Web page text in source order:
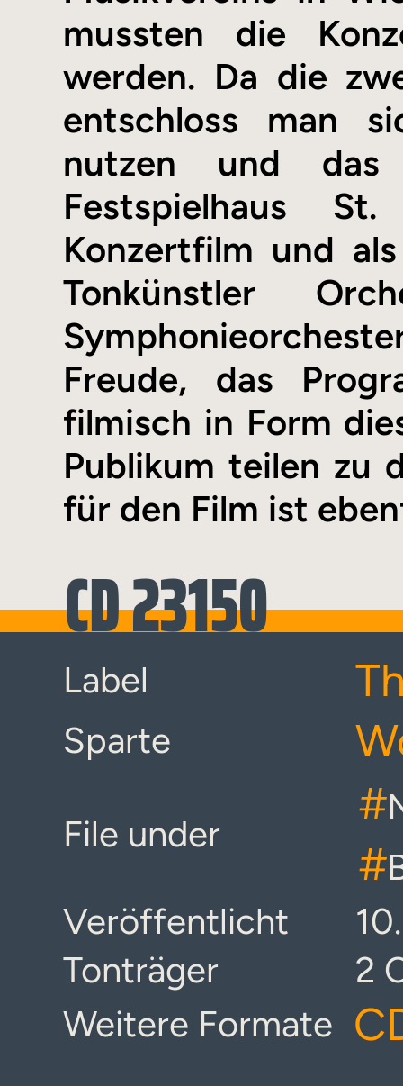
mussten die
werden. Da die
entschloss man
nutzen und das
Festspielhaus
Konzertfilm und
Tonkünstler
Freude, das
filmisch in Form
Publikum teilen zu
für den Film ist
CD 23150
Label
Sparte
File under
#
#
Veröffentlicht
Tonträger
2
Weitere Formate